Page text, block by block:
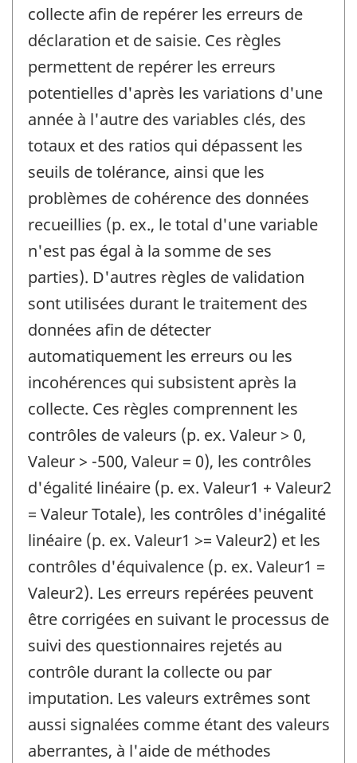
collecte afin de repérer les erreurs de
déclaration et de saisie. Ces règles
permettent de repérer les erreurs
potentielles d'après les variations d'une
année à l'autre des variables clés, des
totaux et des ratios qui dépassent les
seuils de tolérance, ainsi que les
problèmes de cohérence des données
recueillies (p. ex., le total d'une variable
n'est pas égal à la somme de ses
parties). D'autres règles de validation
sont utilisées durant le traitement des
données afin de détecter
automatiquement les erreurs ou les
incohérences qui subsistent après la
collecte. Ces règles comprennent les
contrôles de valeurs (p. ex. Valeur > 0,
Valeur > -500, Valeur = 0), les contrôles
d'égalité linéaire (p. ex. Valeur1 + Valeur2
= Valeur Totale), les contrôles d'inégalité
linéaire (p. ex. Valeur1 >= Valeur2) et les
contrôles d'équivalence (p. ex. Valeur1 =
Valeur2). Les erreurs repérées peuvent
être corrigées en suivant le processus de
suivi des questionnaires rejetés au
contrôle durant la collecte ou par
imputation. Les valeurs extrêmes sont
aussi signalées comme étant des valeurs
aberrantes, à l'aide de méthodes